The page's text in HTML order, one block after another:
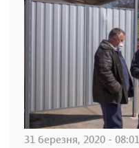
31 березня, 2020 - 08:01